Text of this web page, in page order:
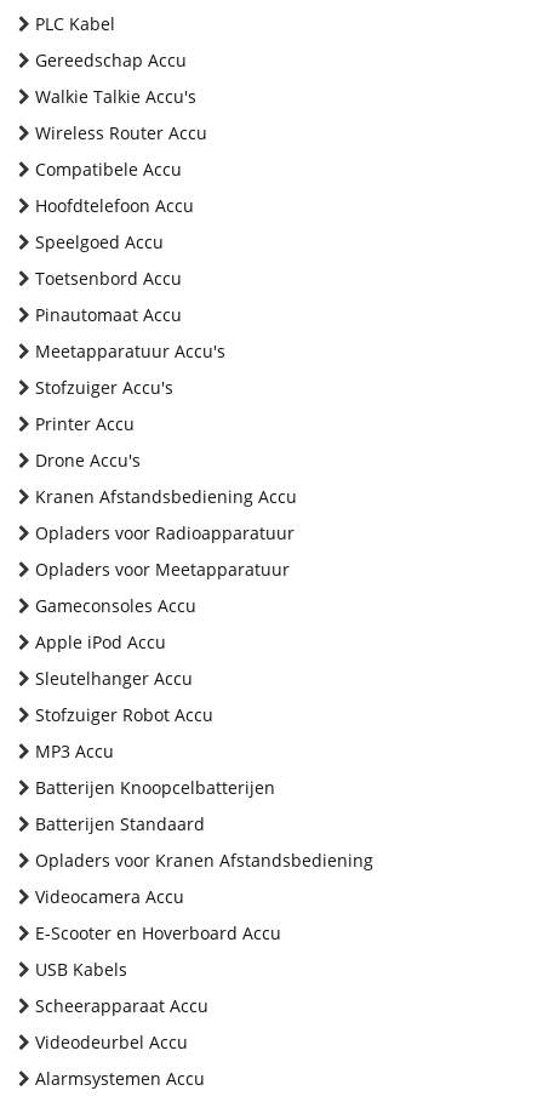
PLC Kabel
Gereedschap Accu
Walkie Talkie Accu's
Wireless Router Accu
Compatibele Accu
Hoofdtelefoon Accu
Speelgoed Accu
Toetsenbord Accu
Pinautomaat Accu
Meetapparatuur Accu's
Stofzuiger Accu's
Printer Accu
Drone Accu's
Kranen Afstandsbediening Accu
Opladers voor Radioapparatuur
Opladers voor Meetapparatuur
Gameconsoles Accu
Apple iPod Accu
Sleutelhanger Accu
Stofzuiger Robot Accu
MP3 Accu
Batterijen Knoopcelbatterijen
Batterijen Standaard
Opladers voor Kranen Afstandsbediening
Videocamera Accu
E-Scooter en Hoverboard Accu
USB Kabels
Scheerapparaat Accu
Videodeurbel Accu
Alarmsystemen Accu